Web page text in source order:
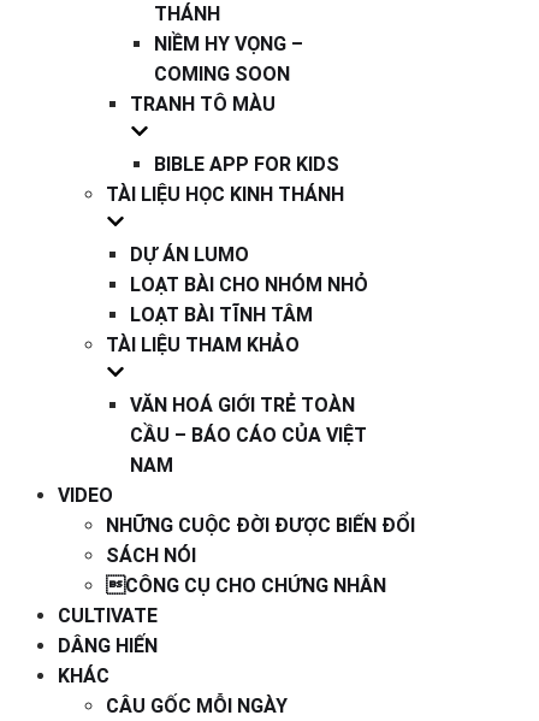
THÁNH
NIỀM HY VỌNG –
COMING SOON
TRANH TÔ MÀU
BIBLE APP FOR KIDS
TÀI LIỆU HỌC KINH THÁNH
DỰ ÁN LUMO
LOẠT BÀI CHO NHÓM NHỎ
LOẠT BÀI TĨNH TÂM
TÀI LIỆU THAM KHẢO
VĂN HOÁ GIỚI TRẺ TOÀN
CẦU – BÁO CÁO CỦA VIỆT
NAM
VIDEO
NHỮNG CUỘC ĐỜI ĐƯỢC BIẾN ĐỔI
SÁCH NÓI
CÔNG CỤ CHO CHỨNG NHÂN
CULTIVATE
DÂNG HIẾN
KHÁC
CÂU GỐC MỖI NGÀY